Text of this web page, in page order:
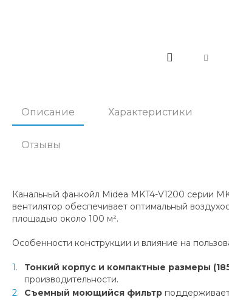
Описание Характеристики
Отзывы
Канальный фанкойл Midea MKT4-V1200 серии
вентилятор обеспечивает оптимальный
площадью около 100 м².
Особенности конструкции и влияние на
Тонкий корпус и компактные размеры
производительности.
Съемный моющийся фильтр